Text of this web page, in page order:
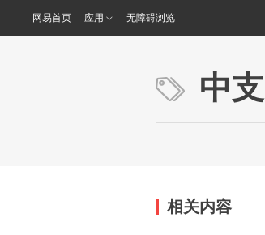
网易首页 应用 无障碍浏览
中支
相关内容